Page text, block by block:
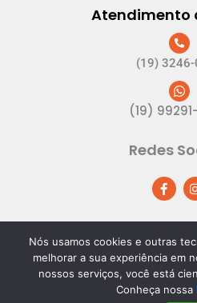
Atendimento
(19)
(19)
Redes
F
a
c
e
o
o
k
-
f
I
CNPJ: 21.122.188/0001-10 |
Nós usamos cookies e outras
melhorar a sua experiência em
nossos serviços, você está
Conheça nossa